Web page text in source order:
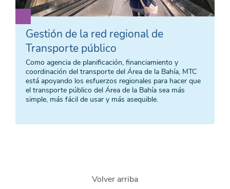
Gestión de la red regional de
Transporte público
Como agencia de planificación, financiamiento y
coordinación del transporte del Área de la Bahía, MTC
está apoyando los esfuerzos regionales para hacer que
el transporte público del Área de la Bahía sea más
simple, más fácil de usar y más asequible.
Volver arriba